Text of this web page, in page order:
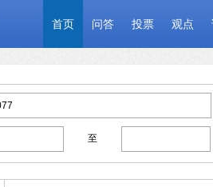
首页 问答 投票 观点
至